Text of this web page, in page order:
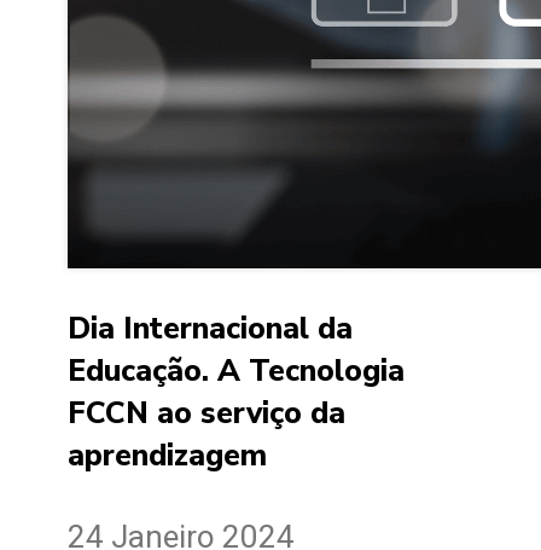
Dia Internacional da
Educação. A Tecnologia
FCCN ao serviço da
aprendizagem
24 Janeiro 2024